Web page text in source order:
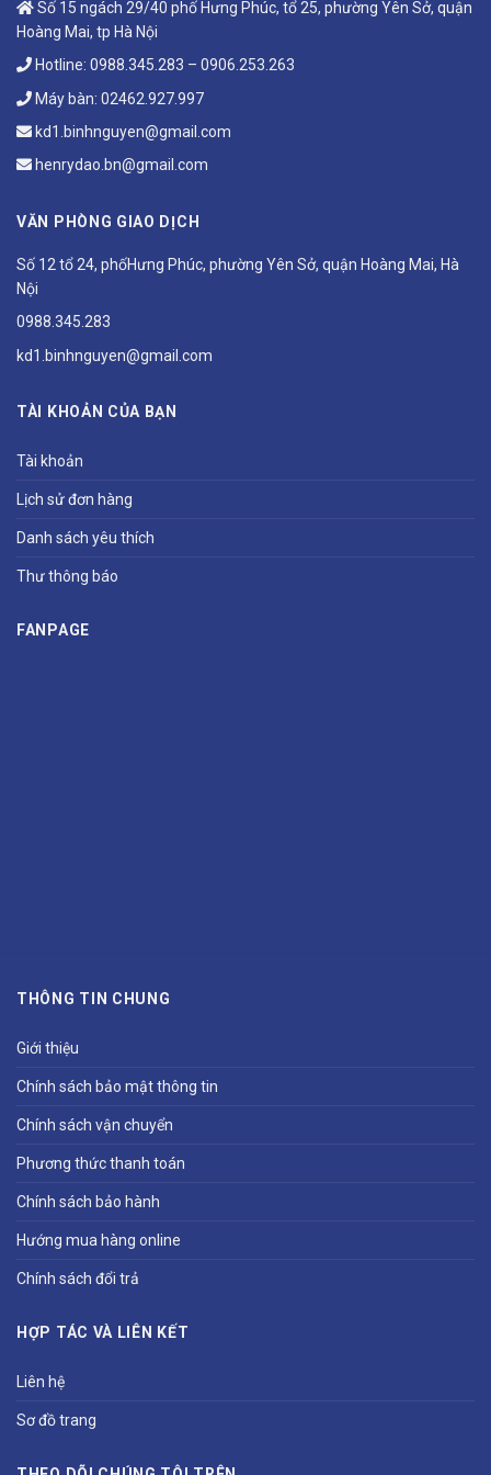
Số 15 ngách 29/40 phố Hưng Phúc, tổ 25, phường Yên Sở, quận
Hoàng Mai, tp Hà Nội
Hotline: 0988.345.283 – 0906.253.263
Máy bàn: 02462.927.997
kd1.binhnguyen@gmail.com
henrydao.bn@gmail.com
VĂN PHÒNG GIAO DỊCH
Số 12 tổ 24, phốHưng Phúc, phường Yên Sở, quận Hoàng Mai, Hà
Nội
0988.345.283
kd1.binhnguyen@gmail.com
TÀI KHOẢN CỦA BẠN
Tài khoản
Lịch sử đơn hàng
Danh sách yêu thích
Thư thông báo
FANPAGE
THÔNG TIN CHUNG
Giới thiệu
Chính sách bảo mật thông tin
Chính sách vận chuyển
Phương thức thanh toán
Chính sách bảo hành
Hướng mua hàng online
Chính sách đổi trả
HỢP TÁC VÀ LIÊN KẾT
Liên hệ
Sơ đồ trang